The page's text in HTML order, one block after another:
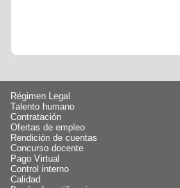
Régimen Legal
Talento humano
Contratación
Ofertas de empleo
Rendición de cuentas
Concurso docente
Pago Virtual
Control interno
Calidad